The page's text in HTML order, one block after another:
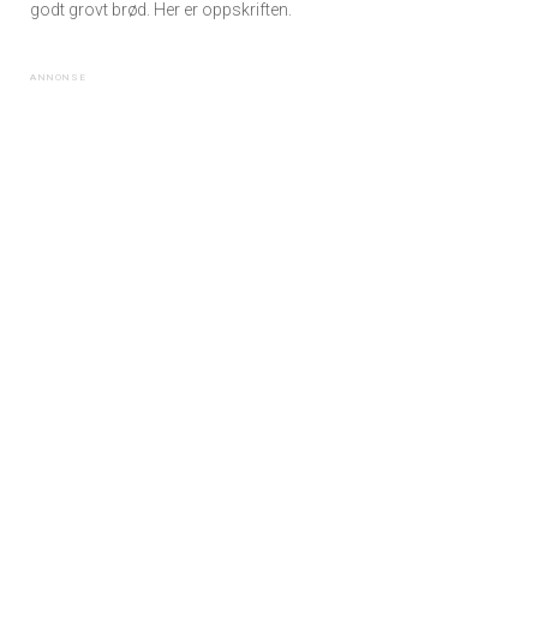
godt grovt brød. Her er oppskriften.